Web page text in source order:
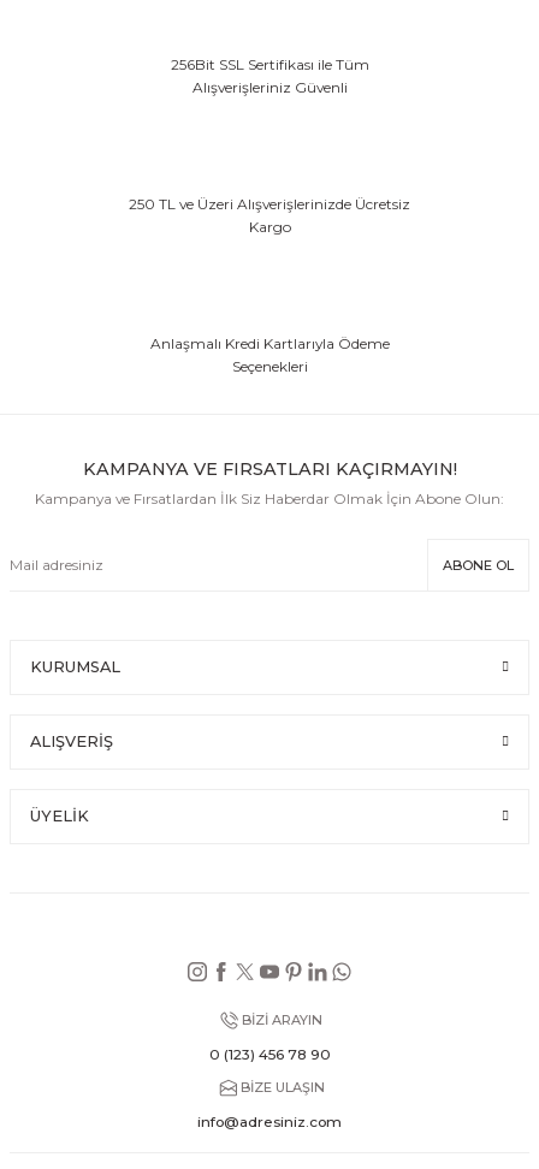
256Bit SSL Sertifikası ile Tüm
Alışverişleriniz Güvenli
250 TL ve Üzeri Alışverişlerinizde Ücretsiz
Kargo
Anlaşmalı Kredi Kartlarıyla Ödeme
Seçenekleri
KAMPANYA VE FIRSATLARI KAÇIRMAYIN!
Kampanya ve Fırsatlardan İlk Siz Haberdar Olmak İçin Abone Olun:
ABONE OL
KURUMSAL
ALIŞVERİŞ
ÜYELİK
BİZİ ARAYIN
0 (123) 456 78 90
BİZE ULAŞIN
info@adresiniz.com